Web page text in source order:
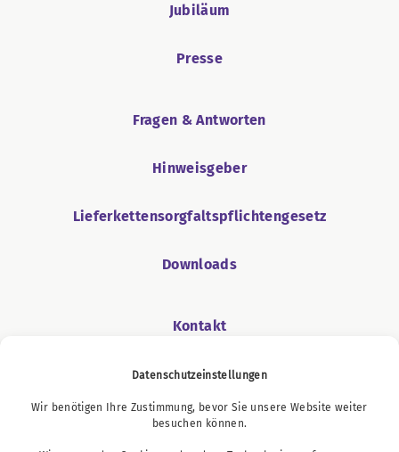
Datenschutzeinstellungen
Wir benötigen Ihre Zustimmung, bevor Sie unsere Website weiter
besuchen können.
Jubiläum
Presse
Fragen & Antworten
Hinweisgeber
Lieferkettensorgfaltspflichtengesetz
Downloads
Kontakt
Podcast